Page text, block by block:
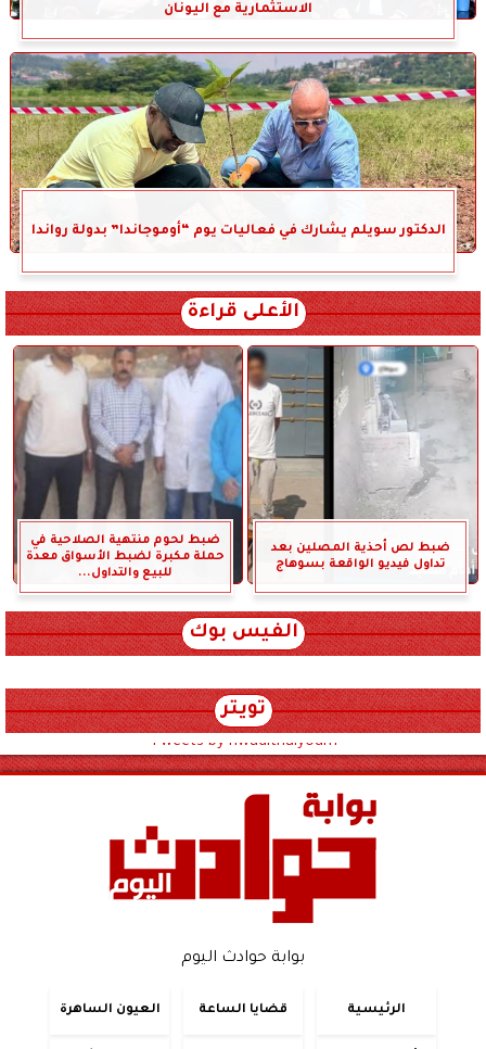
الاستثمارية مع اليونان
الدكتور سويلم يشارك في فعاليات يوم “أوموجاندا” بدولة رواندا
الأعلى قراءة
ضبط لص أحذية المصلين بعد
تداول فيديو الواقعة بسوهاج
ضبط لحوم منتهية الصلاحية في
حملة مكبرة لضبط الأسواق معدة
للبيع والتداول...
الفيس بوك
تويتر
Tweets by hwadithalyoum
بوابة حوادث اليوم
الرئيسية قضايا الساعة العيون الساهرة